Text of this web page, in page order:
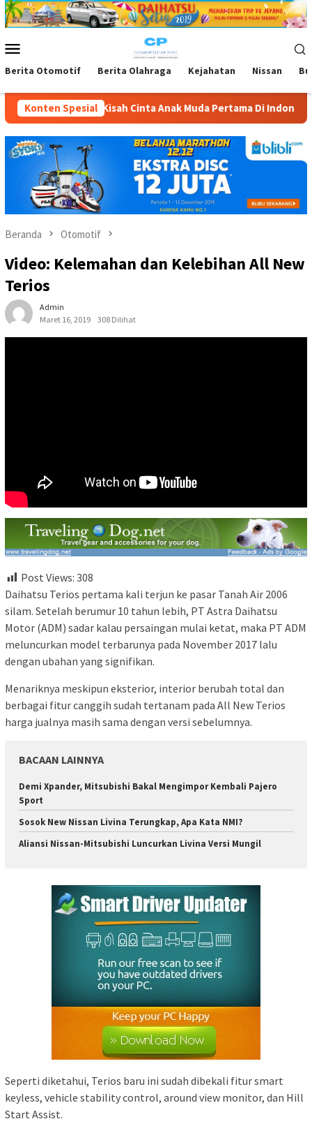
Loncat
ke
Mobile
Berita Otomotif Berita Olahraga Kejahatan Nissan
Konten Spesial
Anak Muda Pertama Di Indonesia Dengan Polesan Hipdut!
Beranda Otomotif
Video: Kelemahan dan Kelebihan All New
Terios
Admin
Maret 16, 2019
308 Dilihat
Post Views: 308
Daihatsu Terios pertama kali terjun ke pasar Tanah Air 2006
silam. Setelah berumur 10 tahun lebih, PT Astra Daihatsu
Motor (ADM) sadar kalau persaingan mulai ketat, maka PT ADM
meluncurkan model terbarunya pada November 2017 lalu
dengan ubahan yang signifikan.
Menariknya meskipun eksterior, interior berubah total dan
berbagai fitur canggih sudah tertanam pada All New Terios
harga jualnya masih sama dengan versi sebelumnya.
BACAAN LAINNYA
Demi Xpander, Mitsubishi Bakal Mengimpor Kembali Pajero
Sport
Sosok New Nissan Livina Terungkap, Apa Kata NMI?
Aliansi Nissan-Mitsubishi Luncurkan Livina Versi Mungil
Seperti diketahui, Terios baru ini sudah dibekali fitur smart
keyless, vehicle stability control, around view monitor, dan Hill
Start Assist.